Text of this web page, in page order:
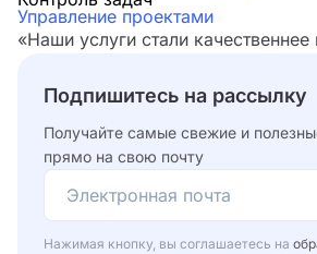
Управление проектами
«Наши услуги стали
Подпишитесь на рассылку
Получайте самые свежие и
прямо на свою почту
Нажимая кнопку, вы соглашаетесь на